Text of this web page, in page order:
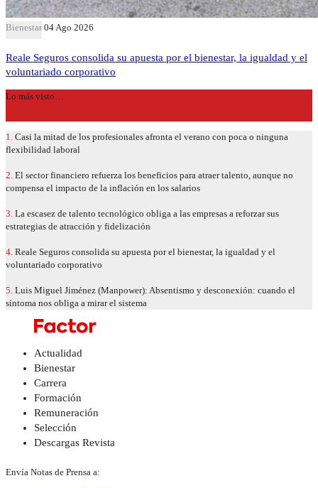
Bienestar 04 Ago 2026
Reale Seguros consolida su apuesta por el bienestar, la igualdad y el
voluntariado corporativo
Lo más visto…
1. Casi la mitad de los profesionales afronta el verano con poca o ninguna
flexibilidad laboral
2. El sector financiero refuerza los beneficios para atraer talento, aunque no
compensa el impacto de la inflación en los salarios
3. La escasez de talento tecnológico obliga a las empresas a reforzar sus
estrategias de atracción y fidelización
4. Reale Seguros consolida su apuesta por el bienestar, la igualdad y el
voluntariado corporativo
5. Luis Miguel Jiménez (Manpower): Absentismo y desconexión: cuando el
síntoma nos obliga a mirar el sistema
Actualidad
Bienestar
Carrera
Formación
Remuneración
Selección
Descargas Revista
Envía Notas de Prensa a: